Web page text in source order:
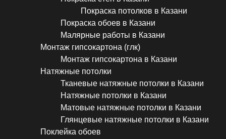
Покраска потолков в Казани
Покраска обоев в Казани
Малярные работы в Казани
Монтаж гипсокартона (глк)
Монтаж гипсокартона в Казани
Натяжные потолки
Тканевые натяжные потолки в Казани
Натяжные потолки в Казани
Матовые натяжные потолки в Казани
Глянцевые натяжные потолки в Казани
Поклейка обоев